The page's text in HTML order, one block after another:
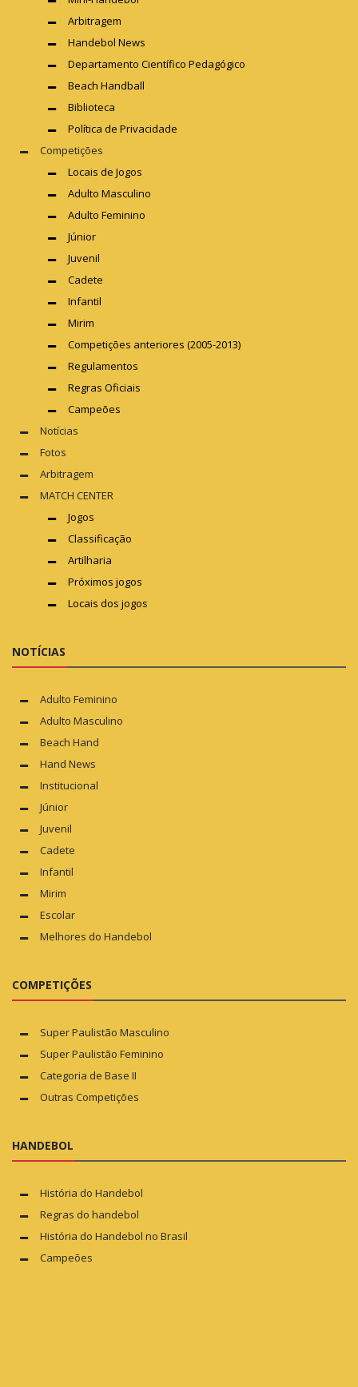
Arbitragem
Handebol News
Departamento Científico Pedagógico
Beach Handball
Biblioteca
Política de Privacidade
Competições
Locais de Jogos
Adulto Masculino
Adulto Feminino
Júnior
Juvenil
Cadete
Infantil
Mirim
Competições anteriores (2005-2013)
Regulamentos
Regras Oficiais
Campeões
Notícias
Fotos
Arbitragem
MATCH CENTER
Jogos
Classificação
Artilharia
Próximos jogos
Locais dos jogos
NOTÍCIAS
Adulto Feminino
Adulto Masculino
Beach Hand
Hand News
Institucional
Júnior
Juvenil
Cadete
Infantil
Mirim
Escolar
Melhores do Handebol
COMPETIÇÕES
Super Paulistão Masculino
Super Paulistão Feminino
Categoria de Base II
Outras Competições
HANDEBOL
História do Handebol
Regras do handebol
História do Handebol no Brasil
Campeões